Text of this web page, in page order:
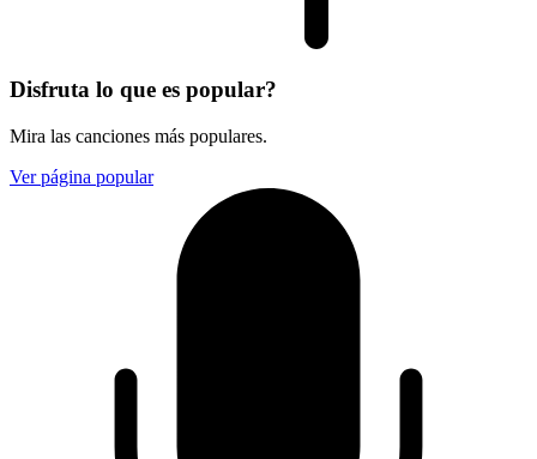
Disfruta lo que es popular?
Mira las canciones más populares.
Ver página popular